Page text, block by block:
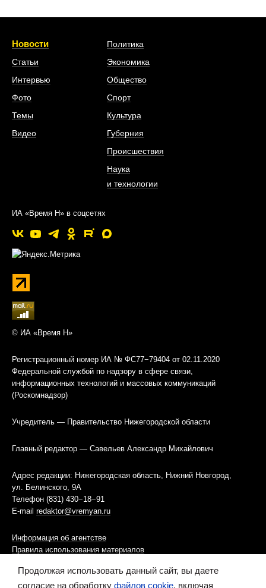
Новости
Статьи
Интервью
Фото
Темы
Видео
Политика
Экономика
Общество
Спорт
Культура
Губерния
Происшествия
Наука
и технологии
ИА «Время Н» в соцсетях
© ИА «Время Н»
Регистрационный номер ИА № ФС77−79404 от 02.11.2020
Федеральной службой по надзору в сфере связи,
информационных технологий и массовых коммуникаций
(Роскомнадзор)
Учредитель — Правительство Нижегородской области
Главный редактор — Савельев Александр Михайлович
Адрес редакции: Нижегородская область, Нижний Новгород,
ул. Белинского, 9А
Телефон (831) 430−18−91
E-mail redaktor@vremyan.ru
Информация об агентстве
Правила использования материалов
Информационная политика использования «cookies»-файлов
Продолжая использовать данный сайт, вы даете
согласие на обработку файлов cookie, включая